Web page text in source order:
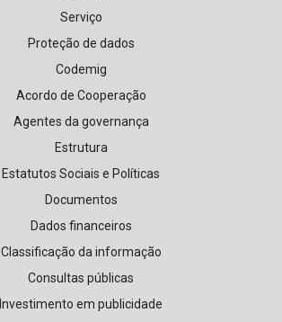
Serviço
Proteção de dados
Codemig
Acordo de Cooperação
Agentes da governança
Estrutura
Estatutos Sociais e Políticas
Documentos
Dados financeiros
Classificação da informação
Consultas públicas
Investimento em publicidade